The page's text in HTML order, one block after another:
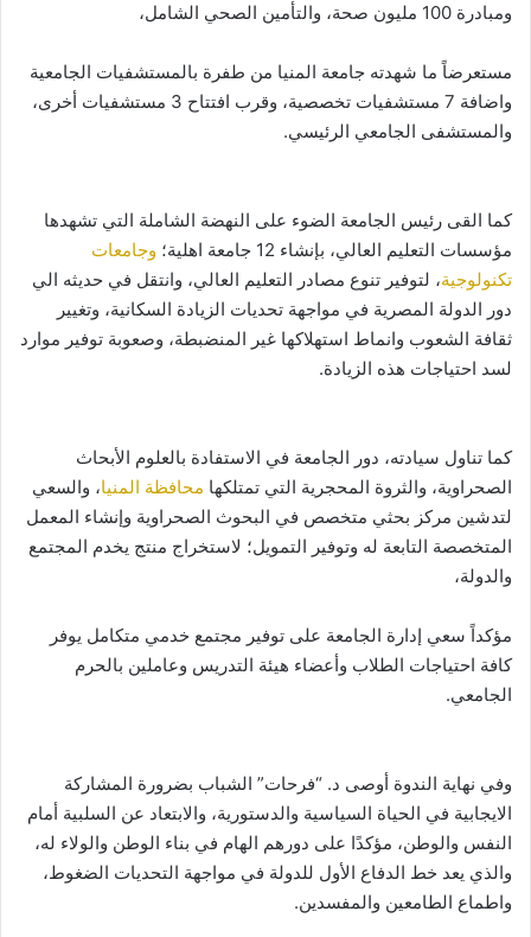
ومبادرة 100 مليون صحة، والتأمين الصحي الشامل،
مستعرضاً ما شهدته جامعة المنيا من طفرة بالمستشفيات الجامعية
واضافة 7 مستشفيات تخصصية، وقرب افتتاح 3 مستشفيات أخرى،
والمستشفى الجامعي الرئيسي.
كما القى رئيس الجامعة الضوء على النهضة الشاملة التي تشهدها
مؤسسات التعليم العالي، بإنشاء 12 جامعة اهلية؛
وجامعات
تكنولوجية، لتوفير تنوع مصادر التعليم العالي، وانتقل في حديثه الي
دور الدولة المصرية في مواجهة تحديات الزيادة السكانية، وتغيير
ثقافة الشعوب وانماط استهلاكها غير المنضبطة، وصعوبة توفير موارد
لسد احتياجات هذه الزيادة.
كما تناول سيادته، دور الجامعة في الاستفادة بالعلوم الأبحاث
الصحراوية، والثروة المحجرية التي تمتلكها محافظة المنيا، والسعي
لتدشين مركز بحثي متخصص في البحوث الصحراوية وإنشاء المعمل
المتخصصة التابعة له وتوفير التمويل؛ لاستخراج منتج يخدم المجتمع
والدولة،
مؤكداً سعي إدارة الجامعة على توفير مجتمع خدمي متكامل يوفر
كافة احتياجات الطلاب وأعضاء هيئة التدريس وعاملين بالحرم
الجامعي.
وفي نهاية الندوة أوصى د. “فرحات” الشباب بضرورة المشاركة
الايجابية في الحياة السياسية والدستورية، والابتعاد عن السلبية أمام
النفس والوطن، مؤكدًا على دورهم الهام في بناء الوطن والولاء له،
والذي يعد خط الدفاع الأول للدولة في مواجهة التحديات الضغوط،
واطماع الطامعين والمفسدين.